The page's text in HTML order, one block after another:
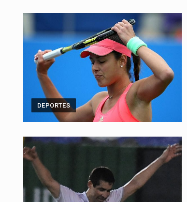
Para Tania, una
El presidente de la
Una familia atravesó
Fretes se refirió
“La situación no está
Hace casi dos meses
DEPORTES